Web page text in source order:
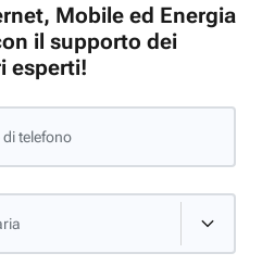
Mobile ed Energia
il supporto dei
esperti!
telefono